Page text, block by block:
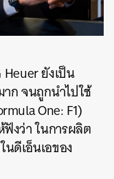
ยังเป็น
ก จนถูกนำไปใช้
One: F1)
ฟังว่า ในการผลิต
ดีเอ็นเอของ